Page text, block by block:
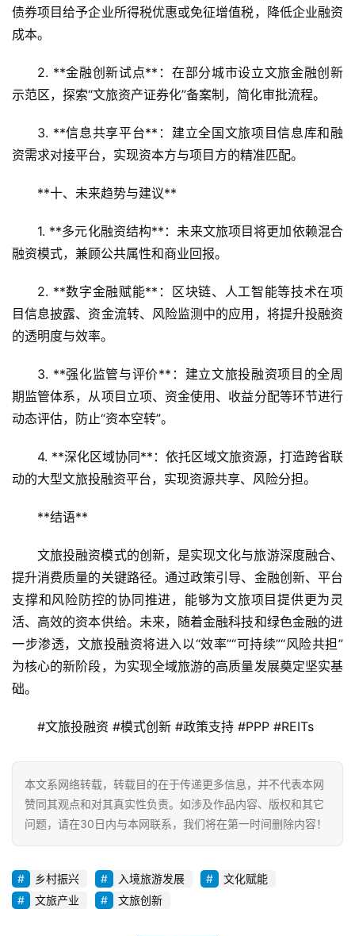
债券项目给予企业所得税优惠或免征增值税，降低企业融资
成本。
2. **金融创新试点**：在部分城市设立文旅金融创新
示范区，探索“文旅资产证券化”备案制，简化审批流程。
3. **信息共享平台**：建立全国文旅项目信息库和融
资需求对接平台，实现资本方与项目方的精准匹配。
**十、未来趋势与建议**
1. **多元化融资结构**：未来文旅项目将更加依赖混合
融资模式，兼顾公共属性和商业回报。
2. **数字金融赋能**：区块链、人工智能等技术在项
目信息披露、资金流转、风险监测中的应用，将提升投融资
的透明度与效率。
3. **强化监管与评价**：建立文旅投融资项目的全周
期监管体系，从项目立项、资金使用、收益分配等环节进行
动态评估，防止“资本空转”。
4. **深化区域协同**：依托区域文旅资源，打造跨省联
动的大型文旅投融资平台，实现资源共享、风险分担。
**结语**
文旅投融资模式的创新，是实现文化与旅游深度融合、
提升消费质量的关键路径。通过政策引导、金融创新、平台
支撑和风险防控的协同推进，能够为文旅项目提供更为灵
活、高效的资本供给。未来，随着金融科技和绿色金融的进
一步渗透，文旅投融资将进入以“效率”“可持续”“风险共担”
为核心的新阶段，为实现全域旅游的高质量发展奠定坚实基
础。
#文旅投融资 #模式创新 #政策支持 #PPP #REITs
本文系网络转载，转载目的在于传递更多信息，并不代表本网
赞同其观点和对其真实性负责。如涉及作品内容、版权和其它
问题，请在30日内与本网联系，我们将在第一时间删除内容！
乡村振兴 入境旅游发展
文化赋能
文旅产业
文旅创新